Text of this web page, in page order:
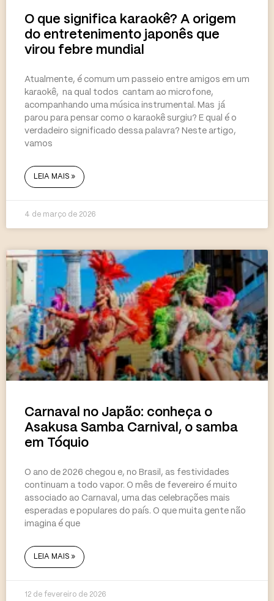
O que significa karaokê? A origem
do entretenimento japonês que
virou febre mundial
Atualmente, é comum um passeio entre amigos em um
karaokê, na qual todos cantam ao microfone,
acompanhando uma música instrumental. Mas já
parou para pensar como o karaokê surgiu? E qual é o
verdadeiro significado dessa palavra? Neste artigo,
vamos
LEIA MAIS »
4 de março de 2026
Carnaval no Japão: conheça o
Asakusa Samba Carnival, o samba
em Tóquio
O ano de 2026 chegou e, no Brasil, as festividades
continuam a todo vapor. O mês de fevereiro é muito
associado ao Carnaval, uma das celebrações mais
esperadas e populares do país. O que muita gente não
imagina é que
LEIA MAIS »
12 de fevereiro de 2026